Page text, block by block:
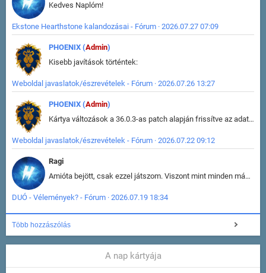
Kedves Naplóm!
Ekstone Hearthstone kalandozásai - Fórum · 2026.07.27 07:09
PHOENIX (Admin)
Kisebb javítások történtek:
Weboldal javaslatok/észrevételek - Fórum · 2026.07.26 13:27
PHOENIX (Admin)
Kártya változások a 36.0.3-as patch alapján frissítve az adatbázisban (képek is cserélve).
Weboldal javaslatok/észrevételek - Fórum · 2026.07.22 09:12
Ragi
Amióta bejött, csak ezzel játszom. Viszont mint minden más - akár az alapjáték is, ez is baromira összetett lett. Néha már pár kör után is esélytelen az egész. Vagy irreállisan túltápol valaki, vagy lelép a partner, vagy csak hülye mint a segg. És amikor eljönne az én időm, na akkor jön el mindenki másé is. Engem jobban érdekelne, hogy ki milyen ratingen szokott játszani. Na ez lenne egy érdekes adat.
DUÓ - Vélemények? - Fórum · 2026.07.19 18:34
Több hozzászólás
A nap kártyája